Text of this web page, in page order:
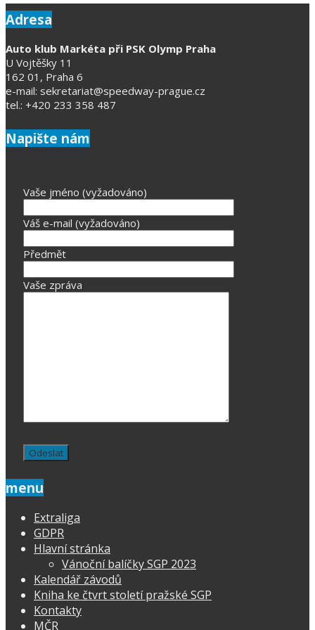
Adresa
Auto klub Markéta při PSK Olymp Praha
U Vojtěšky 11
162 01, Praha 6
e-mail: sekretariat@speedway-prague.cz
tel.: +420 233 358 487
Napište nám
Vaše jméno (vyžadováno)
Váš e-mail (vyžadováno)
Předmět
Vaše zpráva
menu
Extraliga
GDPR
Hlavní stránka
Vánoční balíčky SGP 2023
Kalendář závodů
Kniha ke čtvrt století pražské SGP
Kontakty
MČR